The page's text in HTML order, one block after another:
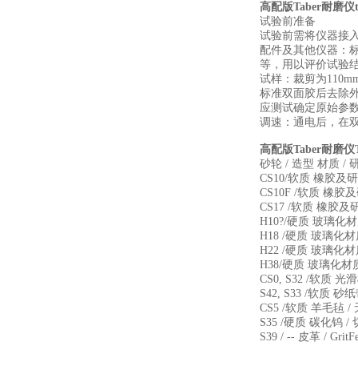
高配版Taber耐磨
试验前准备
试验前需将仪器接
配件及其他仪器：
等，用以评价试验
试样：裁剪为
标准双面胶后去除
应测试确定原始参
调速：通电后，在
高配版Taber耐磨
砂轮 / 造型 材质 /
CS10/软质 橡胶及
CS10F /软质 橡胶
CS17 /软质 橡胶及
H10?/硬质 玻璃化
H18 /硬质 玻璃化
H22 /硬质 玻璃化
H38/硬质 玻璃化材
CS0, S32 /软质 光
S42, S33 /软质 砂
CS5 /软质 羊毛毡 /
S35 /硬质 碳化钨 /
S39 / -- 皮革 /